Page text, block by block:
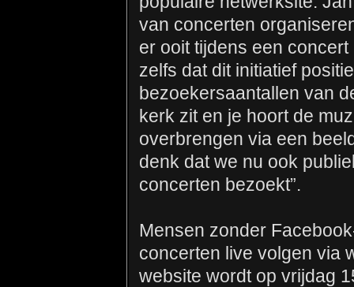
van concerten
er ooit tijdens een
zelfs dat dit initiatief
bezoekersaantallen van
kerk zit en je hoort de
overbrengen via een
denk dat we nu ook
concerten bezoekt”.
Mensen zonder
concerten live volgen via
website wordt op vrijdag